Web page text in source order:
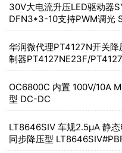
30V大电流升压LED驱动器
DFN3*3-10支持PWM调光
华润微代理PT4127N开关降
制器PT4127NE23F/
OC6800C 内置 100V/10A
型 DC-DC
LT8646SIV 车规2.5μA 静
同步降压型